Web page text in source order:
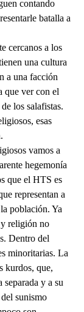
contando
batalla a
cercanos a los
una cultura
a una facción
que ver con el
los salafistas.
esas
vamos a
hegemonía
que el HTS es
representan a
población. Ya
y religión no
Dentro del
minoritarias. La
kurdos, que,
y a su
sunismo